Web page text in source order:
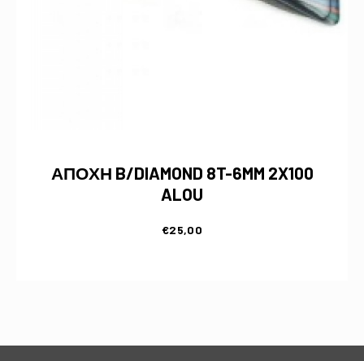
ΑΠΟΧΗ B/DIAMOND 8T-6MM 2X100
ALOU
€25,00